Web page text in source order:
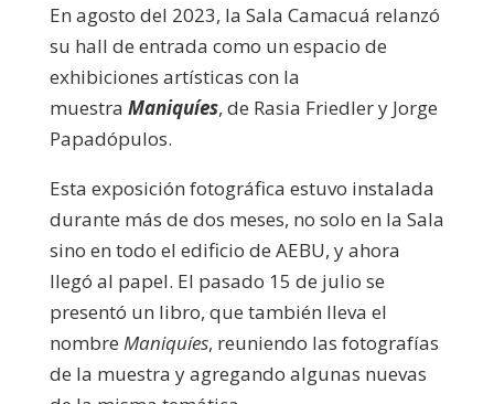
En agosto del 2023, la Sala Camacuá relanzó
su hall de entrada como un espacio de
exhibiciones artísticas con la
muestra Maniquíes, de Rasia Friedler y Jorge
Papadópulos.
Esta exposición fotográfica estuvo instalada
durante más de dos meses, no solo en la Sala
sino en todo el edificio de AEBU, y ahora
llegó al papel. El pasado 15 de julio se
presentó un libro, que también lleva el
nombre Maniquíes, reuniendo las fotografías
de la muestra y agregando algunas nuevas